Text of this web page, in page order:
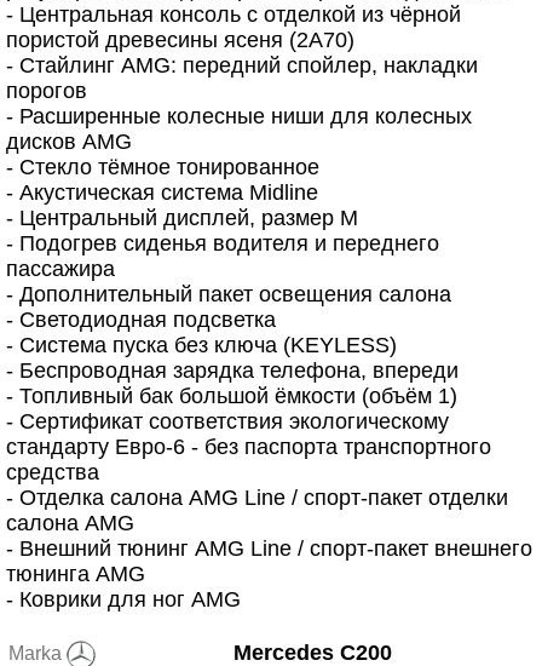
- Центральная консоль с отделкой из чёрной
пористой древесины ясеня (2A70)
- Стайлинг AMG: передний спойлер, накладки
порогов
- Расширенные колесные ниши для колесных
дисков AMG
- Стекло тёмное тонированное
- Акустическая система Midline
- Центральный дисплей, размер М
- Подогрев сиденья водителя и переднего
пассажира
- Дополнительный пакет освещения салона
- Светодиодная подсветка
- Система пуска без ключа (KEYLESS)
- Беспроводная зарядка телефона, впереди
- Топливный бак большой ёмкости (объём 1)
- Сертификат соответствия экологическому
стандарту Евро-6 - без паспорта транспортного
средства
- Отделка салона AMG Line / спорт-пакет отделки
салона AMG
- Внешний тюнинг AMG Line / спорт-пакет внешнего
тюнинга AMG
- Коврики для ног AMG
Marka Mercedes C200